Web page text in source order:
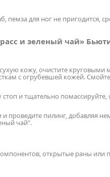
пемза для ног не пригодится,
и зеленый чай»
кожу, очистите
с огрубевшей кожей.
и тщательно
проведите пилинг, добавляя
чай".
открытые раны или